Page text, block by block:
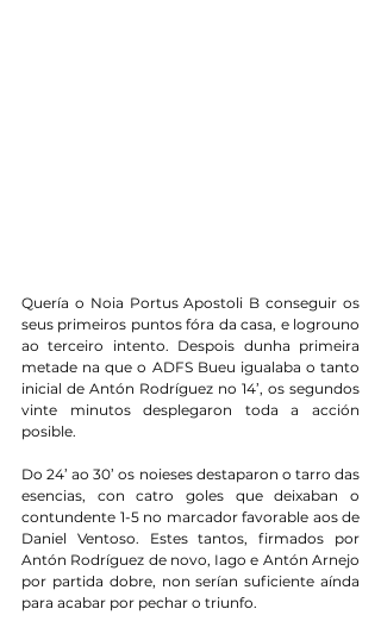
Quería o Noia Portus Apostoli B conseguir os
seus primeiros puntos fóra da casa, e logrouno
ao terceiro intento. Despois dunha primeira
metade na que o ADFS Bueu igualaba o tanto
inicial de Antón Rodríguez no 14’, os segundos
vinte minutos desplegaron toda a acción
posible.
Do 24’ ao 30’ os noieses destaparon o tarro das
esencias, con catro goles que deixaban o
contundente 1-5 no marcador favorable aos de
Daniel Ventoso. Estes tantos, firmados por
Antón Rodríguez de novo, Iago e Antón Arnejo
por partida dobre, non serían suficiente aínda
para acabar por pechar o triunfo.